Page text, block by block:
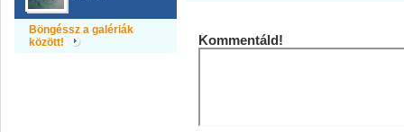
Böngéssz a galériák
között!
Kommentáld!